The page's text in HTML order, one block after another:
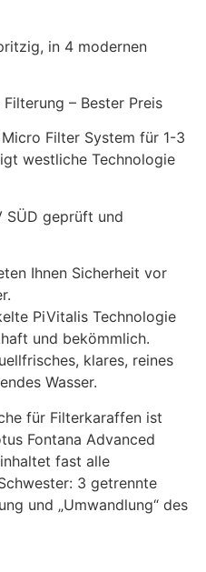
in 4 modernen
– Bester Preis
Filter System für 1-3
westliche Technologie
SÜD geprüft und
Ihnen Sicherheit vor
PiVitalis Technologie
und bekömmlich.
klares, reines
Wasser.
für Filterkaraffen ist
Fontana Advanced
fast alle
3 getrennte
und „Umwandlung“ des